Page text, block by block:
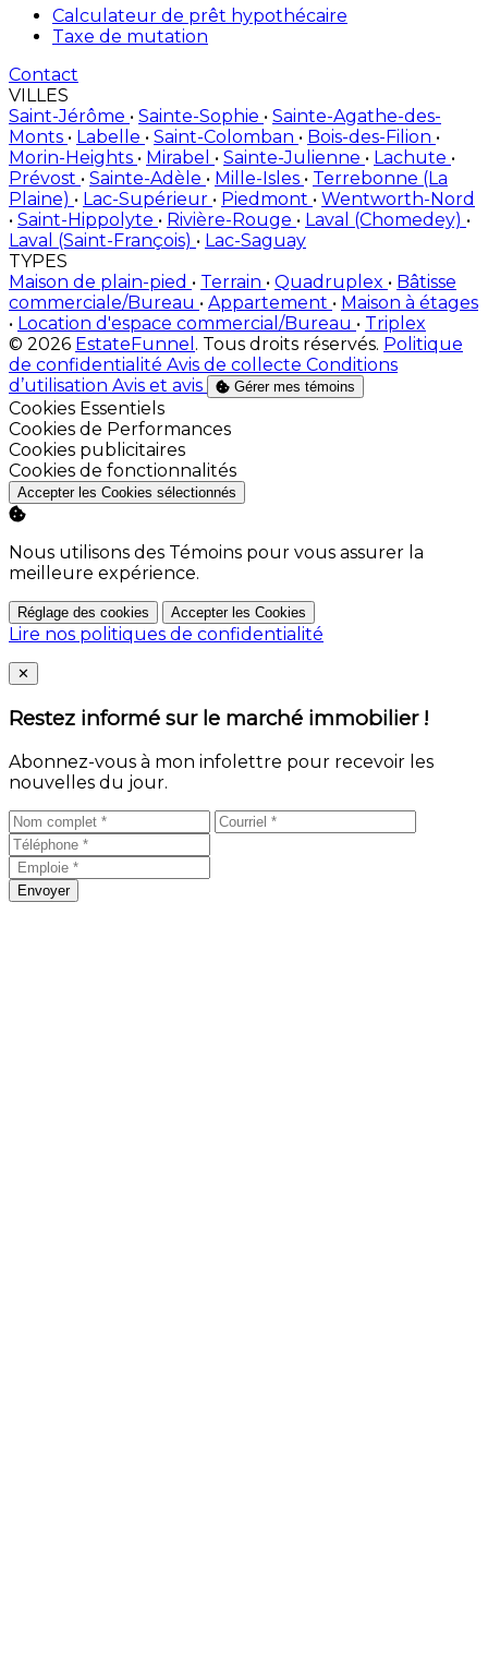
Calculateur de prêt hypothécaire
Taxe de mutation
Contact
VILLES
Saint-Jérôme • Sainte-Sophie • Sainte-Agathe-des-
Monts • Labelle • Saint-Colomban • Bois-des-Filion •
Morin-Heights • Mirabel • Sainte-Julienne • Lachute •
Prévost • Sainte-Adèle • Mille-Isles • Terrebonne (La
Plaine) • Lac-Supérieur • Piedmont • Wentworth-Nord
• Saint-Hippolyte • Rivière-Rouge • Laval (Chomedey) •
Laval (Saint-François) • Lac-Saguay
TYPES
Maison de plain-pied • Terrain • Quadruplex • Bâtisse
commerciale/Bureau • Appartement • Maison à étages
• Location d'espace commercial/Bureau • Triplex
© 2026 EstateFunnel . Tous droits réservés. Politique
de confidentialité Avis de collecte Conditions
d’utilisation Avis et avis Gérer mes témoins
Activer
Cookies Essentiels
Activer
Cookies de Performances
Activer
Cookies publicitaires
Activer
Cookies de fonctionnalités
Accepter les Cookies sélectionnés
Nous utilisons des Témoins pour vous assurer la
meilleure expérience.
Réglage des cookies Accepter les Cookies
Lire nos politiques de confidentialité
Close
✕
Restez informé sur le marché immobilier !
Abonnez-vous à mon infolettre pour recevoir les
nouvelles du jour.
Envoyer